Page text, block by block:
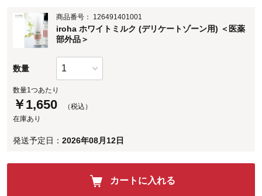
商品番号： 126491401001
iroha ホワイトミルク (デリケートゾーン用) ＜医薬
部外品＞
数量
数量1つあたり
￥1,650
（税込）
在庫あり
発送予定日： 2026年08月12日
カートに入れる